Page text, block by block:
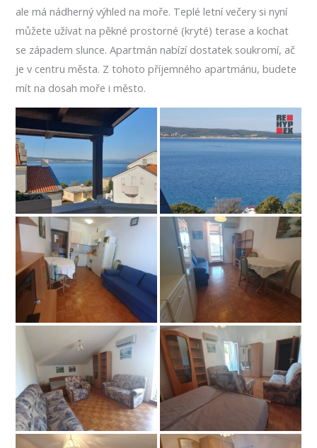
ale má nádherný výhled na moře. Teplé letní večery si nyní
můžete užívat na pěkné prostorné (kryté) terase a kochat
se západem slunce. Apartmán nabízí dostatek soukromí, ač
je v centru města. Z tohoto příjemného apartmánu, budete
mít na dosah moře i město.